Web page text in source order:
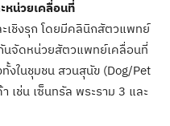
หน่วยเคลื่อนที่
เชิงรุก โดยมีคลินิกสัตวแพทย์
นจัดหน่วยสัตวแพทย์เคลื่อนที่
งในชุมชน สวนสุนัข (Dog/Pet
เช่น เซ็นทรัล พระราม 3 และ